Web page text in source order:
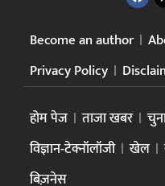
Become an author
Privacy Policy
होम पेज ताजा खबर
विज्ञान-टेक्नॉलॉजी
खेल
बिज़नेस